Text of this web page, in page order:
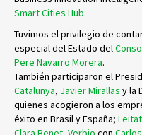
Smart Cities Hub.
Tuvimos el privilegio de
especial del Estado del
Pere Navarro Morera.
También participaron el
Catalunya, Javier Mirallas y la
quienes acogieron a los
éxito en Brasil y España;